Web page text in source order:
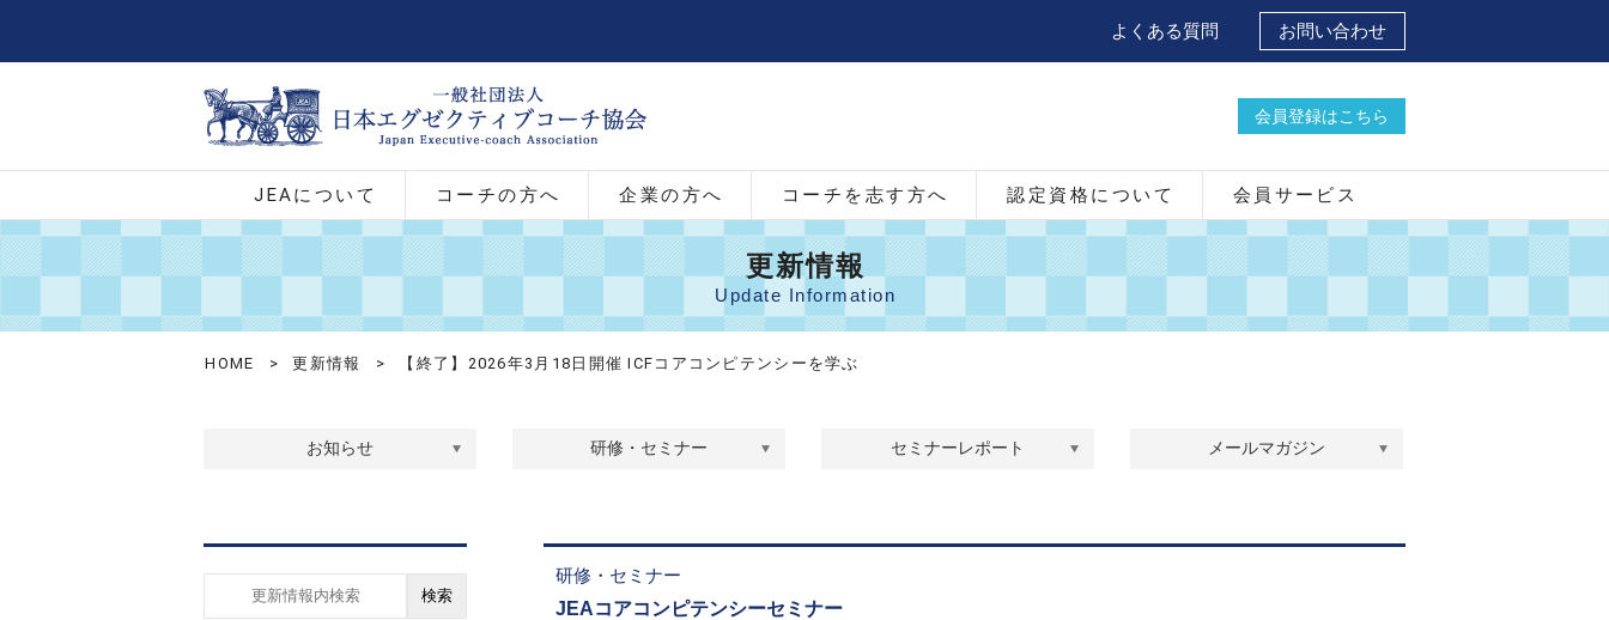
よくある質問 お問い合わせ
会員登録はこちら
JEAについて コーチの方へ 企業の方へ コーチを志す方へ 認定資格について 会員サービス
更新情報
Update Information
HOME > 更新情報 > 【終了】2026年3月18日開催 ICFコアコンピテンシーを学ぶ
お知らせ 研修・セミナー セミナーレポート メールマガジン
研修・セミナー
JEAコアコンピテンシーセミナー
検索